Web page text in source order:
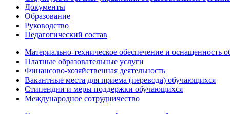
Документы
Образование
Руководство
Педагогический состав
Материально-техническое обеспечение и оснащенность
Платные образовательные услуги
Финансово-хозяйственная деятельность
Вакантные места для приема (перевода) обучающихся
Стипендии и меры поддержки обучающихся
Международное сотрудничество